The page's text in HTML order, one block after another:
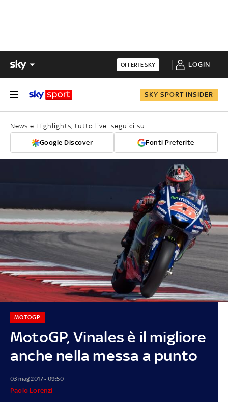
OFFERTE SKY LOGIN
SKY SPORT INSIDER
News e Highlights, tutto live: seguici su
Google Discover Fonti Preferite
MotoGP, Vinales è il migliore
anche nella messa a punto
MOTOGP
03 mag 2017 - 09:50
Paolo Lorenzi